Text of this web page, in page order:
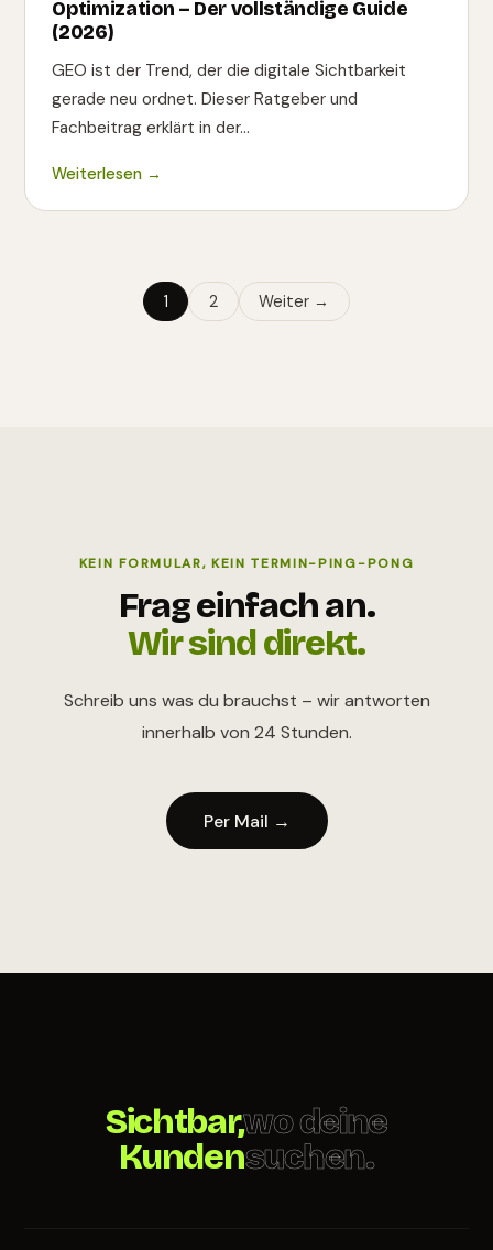
Optimization – Der vollständige Guide
(2026)
GEO ist der Trend, der die digitale Sichtbarkeit
gerade neu ordnet. Dieser Ratgeber und
Fachbeitrag erklärt in der…
Weiterlesen →
1 2 Weiter →
KEIN FORMULAR, KEIN TERMIN-PING-PONG
Frag einfach an.
Wir sind direkt.
Schreib uns was du brauchst – wir antworten
innerhalb von 24 Stunden.
Per Mail →
Sichtbar,wo deine
Kundensuchen.